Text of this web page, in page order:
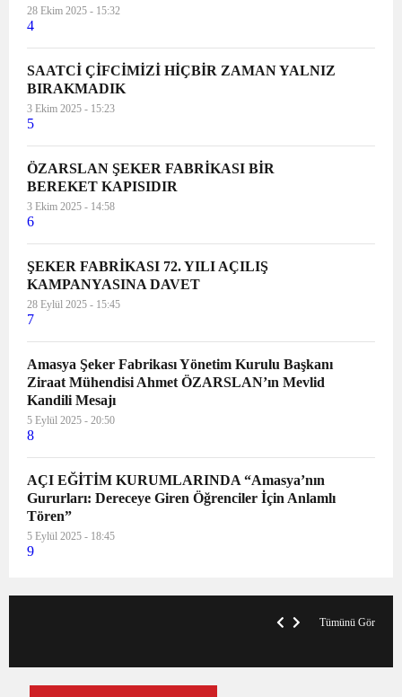
28 Ekim 2025 - 15:32
4
SAATCİ ÇİFCİMİZİ HİÇBİR ZAMAN YALNIZ
BIRAKMADIK
3 Ekim 2025 - 15:23
5
ÖZARSLAN ŞEKER FABRİKASI BİR
BEREKET KAPISIDIR
3 Ekim 2025 - 14:58
6
ŞEKER FABRİKASI 72. YILI AÇILIŞ
KAMPANYASINA DAVET
28 Eylül 2025 - 15:45
7
Amasya Şeker Fabrikası Yönetim Kurulu Başkanı
Ziraat Mühendisi Ahmet ÖZARSLAN’ın Mevlid
Kandili Mesajı
5 Eylül 2025 - 20:50
8
AÇI EĞİTİM KURUMLARINDA “Amasya’nın
Gururları: Dereceye Giren Öğrenciler İçin Anlamlı
Tören”
5 Eylül 2025 - 18:45
9
Tümünü Gör